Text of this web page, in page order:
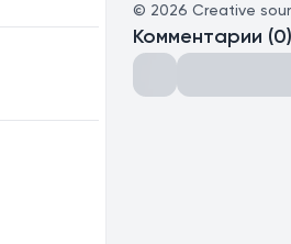
© 2026 Сreative
Комментарии (0)